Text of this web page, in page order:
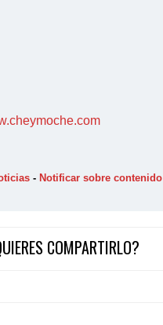
- Notificar sobre contenido
COMPARTIRLO?